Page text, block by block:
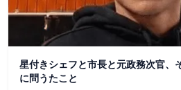
星付きシェフと市長と元政務次官、
に問うたこと